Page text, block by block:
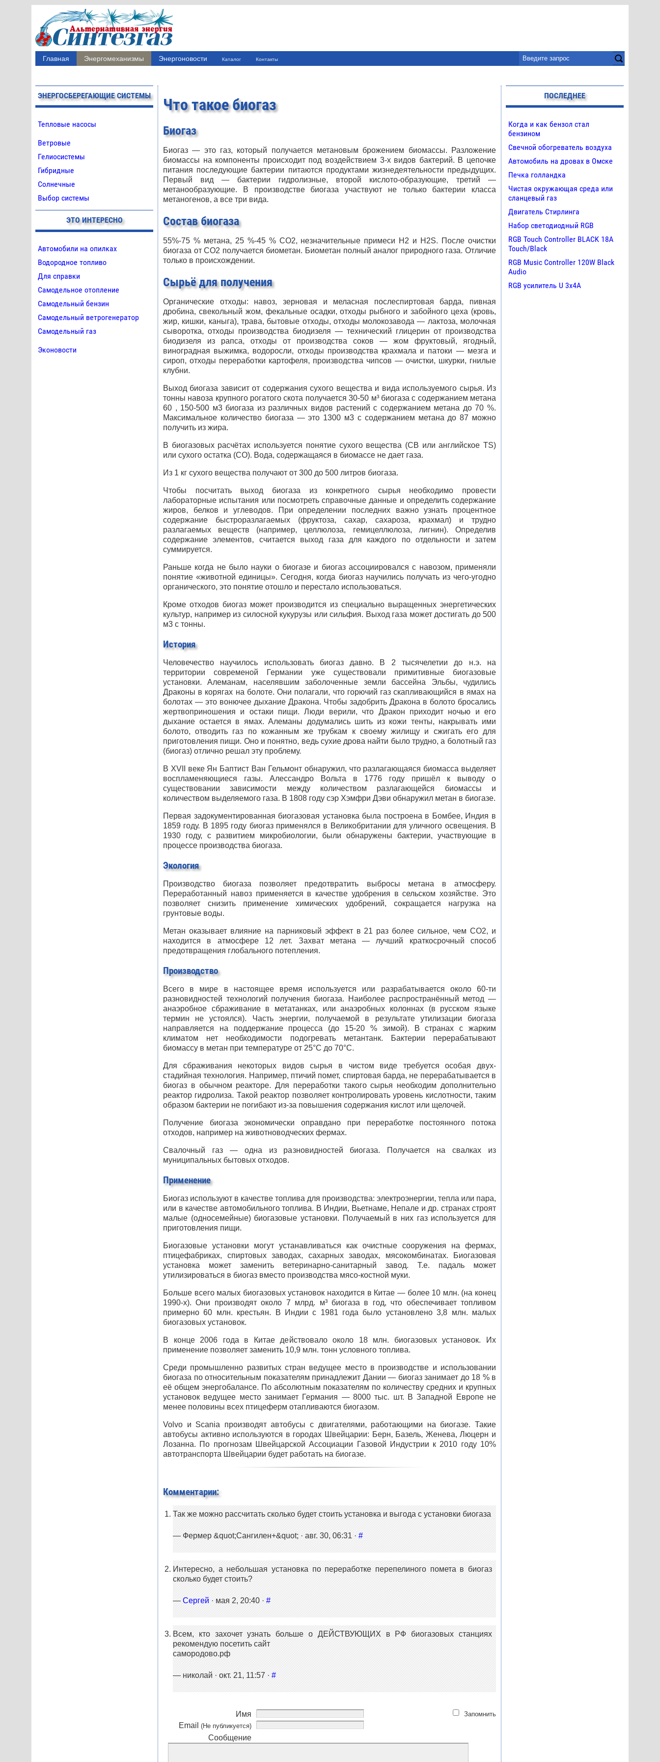
Главная Энергомеханизмы Энергоновости Каталог Контакты
ЭНЕРГОСБЕРЕГАЮЩИЕ СИСТЕМЫ
Тепловые насосы
Ветровые
Гелиосистемы
Гибридные
Солнечные
Выбор системы
ЭТО ИНТЕРЕСНО
Автомобили на опилках
Водородное топливо
Для справки
Самодельное отопление
Самодельный бензин
Самодельный ветрогенератор
Самодельный газ
Эконовости
Что такое биогаз
Биогаз
Биогаз — это газ, который получается метановым брожением биомассы. Разложение
биомассы на компоненты происходит под воздействием 3-х видов бактерий. В цепочке
питания последующие бактерии питаются продуктами жизнедеятельности предыдущих.
Первый вид — бактерии гидролизные, второй кислото-образующие, третий —
метанообразующие. В производстве биогаза участвуют не только бактерии класса
метаногенов, а все три вида.
Состав биогаза
55%-75 % метана, 25 %-45 % CO2, незначительные примеси H2 и H2S. После очистки
биогаза от СО2 получается биометан. Биометан полный аналог природного газа. Отличие
только в происхождении.
Сырьё для получения
Органические отходы: навоз, зерновая и меласная послеспиртовая барда, пивная
дробина, свекольный жом, фекальные осадки, отходы рыбного и забойного цеха (кровь,
жир, кишки, каныга), трава, бытовые отходы, отходы молокозавода — лактоза, молочная
сыворотка, отходы производства биодизеля — технический глицерин от производства
биодизеля из рапса, отходы от производства соков — жом фруктовый, ягодный,
виноградная выжимка, водоросли, отходы производства крахмала и патоки — мезга и
сироп, отходы переработки картофеля, производства чипсов — очистки, шкурки, гнилые
клубни.
Выход биогаза зависит от содержания сухого вещества и вида используемого сырья. Из
тонны навоза крупного рогатого скота получается 30-50 м³ биогаза с содержанием метана
60 , 150-500 м3 биогаза из различных видов растений с содержанием метана до 70 %.
Максимальное количество биогаза — это 1300 м3 с содержанием метана до 87 можно
получить из жира.
В биогазовых расчётах используется понятие сухого вещества (СВ или английское TS)
или сухого остатка (СО). Вода, содержащаяся в биомассе не дает газа.
Из 1 кг сухого вещества получают от 300 до 500 литров биогаза.
Чтобы посчитать выход биогаза из конкретного сырья необходимо провести
лабораторные испытания или посмотреть справочные данные и определить содержание
жиров, белков и углеводов. При определении последних важно узнать процентное
содержание быстроразлагаемых (фруктоза, сахар, сахароза, крахмал) и трудно
разлагаемых веществ (например, целлюлоза, гемицеллюлоза, лигнин). Определив
содержание элементов, считается выход газа для каждого по отдельности и затем
суммируется.
Раньше когда не было науки о биогазе и биогаз ассоциировался с навозом, применяли
понятие «животной единицы». Сегодня, когда биогаз научились получать из чего-угодно
органического, это понятие отошло и перестало использоваться.
Кроме отходов биогаз может производится из специально выращенных энергетических
культур, например из силосной кукурузы или сильфия. Выход газа может достигать до 500
м3 с тонны.
История
Человечество научилось использовать биогаз давно. В 2 тысячелетии до н.э. на
территории современой Германии уже существовали примитивные биогазовые
установки. Алеманам, населявшим заболоченные земли бассейна Эльбы, чудились
Драконы в корягах на болоте. Они полагали, что горючий газ скапливающийся в ямах на
болотах — это вонючее дыхание Дракона. Чтобы задобрить Дракона в болото бросались
жертвоприношения и остаки пищи. Люди верили, что Дракон приходит ночью и его
дыхание остается в ямах. Алеманы додумались шить из кожи тенты, накрывать ими
болото, отводить газ по кожанным же трубкам к своему жилищу и сжигать его для
приготовления пищи. Оно и понятно, ведь сухие дрова найти было трудно, а болотный газ
(биогаз) отлично решал эту проблему.
В XVII
веке Ян Баптист Ван Гельмонт обнаружил, что разлагающаяся биомасса выделяет
воспламеняющиеся газы. Алессандро Вольта в 1776 году пришёл к выводу о
существовании зависимости между количеством разлагающейся биомассы и
количеством выделяемого газа. В 1808 году сэр Хэмфри Дэви обнаружил метан в биогазе.
Первая задокументированная биогазовая установка была построена в Бомбее, Индия в
1859 году. В 1895 году биогаз применялся в Великобритании для уличного освещения. В
1930 году, с развитием микробиологии, были обнаружены бактерии, участвующие в
процессе производства биогаза.
Экология
Производство биогаза позволяет предотвратить выбросы метана в атмосферу.
Переработанный навоз применяется в качестве удобрения в сельском хозяйстве. Это
позволяет снизить применение химических удобрений, сокращается нагрузка на
грунтовые воды.
Метан оказывает влияние на парниковый эффект в 21 раз более сильное, чем СО2, и
находится в атмосфере 12 лет. Захват метана — лучший краткосрочный способ
предотвращения глобального потепления.
Производство
Всего в мире в настоящее время используется или разрабатывается около 60-ти
разновидностей технологий получения биогаза. Наиболее распространённый метод —
анаэробное сбраживание в метатанках, или анаэробных колоннах (в русском языке
термин не устоялся). Часть энергии, получаемой в результате утилизации биогаза
направляется на поддержание процесса (до 15-20 % зимой). В странах с жарким
климатом нет необходимости подогревать метантанк. Бактерии перерабатывают
биомассу в метан при температуре от 25°С до 70°С.
Для сбраживания некоторых видов сырья в чистом виде требуется особая двух-
стадийная технология. Например, птичий помет, спиртовая барда, не перерабатывается в
биогаз в обычном реакторе. Для переработки такого сырья необходим дополнительно
реактор гидролиза. Такой реактор позволяет контролировать уровень кислотности, таким
образом бактерии не погибают из-за повышения содержания кислот или щелочей.
Получение биогаза экономически оправдано при переработке постоянного потока
отходов, например на животноводческих фермах.
Свалочный газ — одна из разновидностей биогаза. Получается на свалках из
муниципальных бытовых отходов.
Применение
Биогаз используют в качестве топлива для производства: электроэнергии, тепла или пара,
или в качестве автомобильного топлива. В Индии, Вьетнаме, Непале и др. странах строят
малые (односемейные) биогазовые установки. Получаемый в них газ используется для
приготовления пищи.
Биогазовые установки могут устанавливаться как очистные сооружения на фермах,
птицефабриках, спиртовых заводах, сахарных заводах, мясокомбинатах. Биогазовая
установка может заменить ветеринарно-санитарный завод. Т.е. падаль может
утилизироваться в биогаз вместо производства мясо-костной муки.
Больше всего малых биогазовых установок находится в Китае — более 10 млн. (на конец
1990-х). Они производят около 7 млрд. м³ биогаза в год, что обеспечивает топливом
примерно 60 млн. крестьян. В Индии с 1981 года было установлено 3,8 млн. малых
биогазовых установок.
В конце 2006 года в Китае действовало около 18 млн. биогазовых установок. Их
применение позволяет заменить 10,9 млн. тонн условного топлива.
Среди промышленно развитых стран ведущее место в производстве и использовании
биогаза по относительным показателям принадлежит Дании — биогаз занимает до 18 % в
её общем энергобалансе. По абсолютным показателям по количеству средних и крупных
установок ведущее место занимает Германия — 8000 тыс. шт. В Западной Европе не
менее половины всех птицеферм отапливаются биогазом.
Volvo и Scania производят автобусы с двигателями, работающими на биогазе. Такие
автобусы активно используются в городах Швейцарии: Берн, Базель, Женева, Люцерн и
Лозанна. По прогнозам Швейцарской Ассоциации Газовой Индустрии к 2010 году 10%
автотранспорта Швейцарии будет работать на биогазе.
Комментарии:
Так же можно рассчитать сколько будет стоить установка и выгода с установки биогаза
— Фермер &quot;Сангилен+&quot; · авг. 30, 06:31 · #
Интересно, а небольшая установка по переработке перепелиного помета в биогаз
сколько будет стоить?
— Сергей · мая 2, 20:40 · #
Всем, кто захочет узнать больше о ДЕЙСТВУЮЩИХ в РФ биогазовых станциях
рекомендую посетить сайт
самородово.рф
— николай · окт. 21, 11:57 · #
Запомнить
Имя
Email (Не публикуется)
Сообщение
ПОСЛЕДНЕЕ
Когда и как бензол стал
бензином
Свечной обогреватель воздуха
Автомобиль на дровах в Омске
Печка голландка
Чистая окружающая среда или
сланцевый газ
Двигатель Стирлинга
Набор светодиодный RGB
RGB Touch Controller BLACK 18A
Touch/Black
RGB Music Controller 120W Black
Audio
RGB усилитель U 3х4A